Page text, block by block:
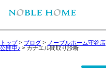
トップ> ブログ > ノーブルホーム守谷店
公開中♪ > カナエル間取り診断